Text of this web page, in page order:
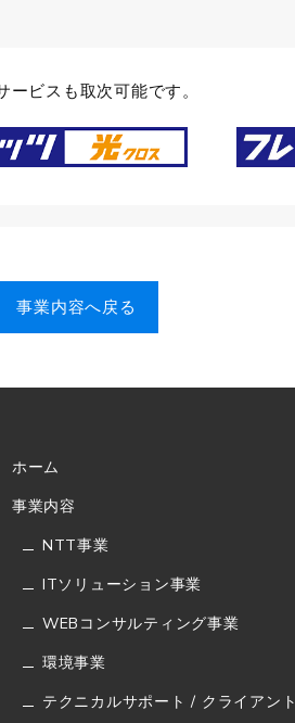
ービスも取次可能です。
事業内容へ戻る
ホーム
事業内容
NTT事業
ITソリューション事業
WEBコンサルティング事業
環境事業
テクニカルサポート / クライアン